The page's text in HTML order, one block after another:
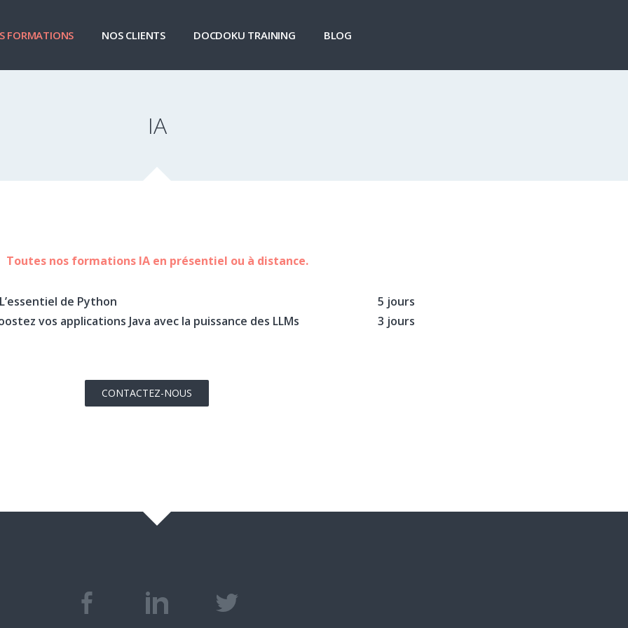
FORMATIONS NOS CLIENTS DOCDOKU TRAINING BLOG
IA
Toutes nos formations IA en présentiel ou à distance.
de Python
vos applications Java avec la puissance des LLMs
5 jours
3 jours
CONTACTEZ-NOUS